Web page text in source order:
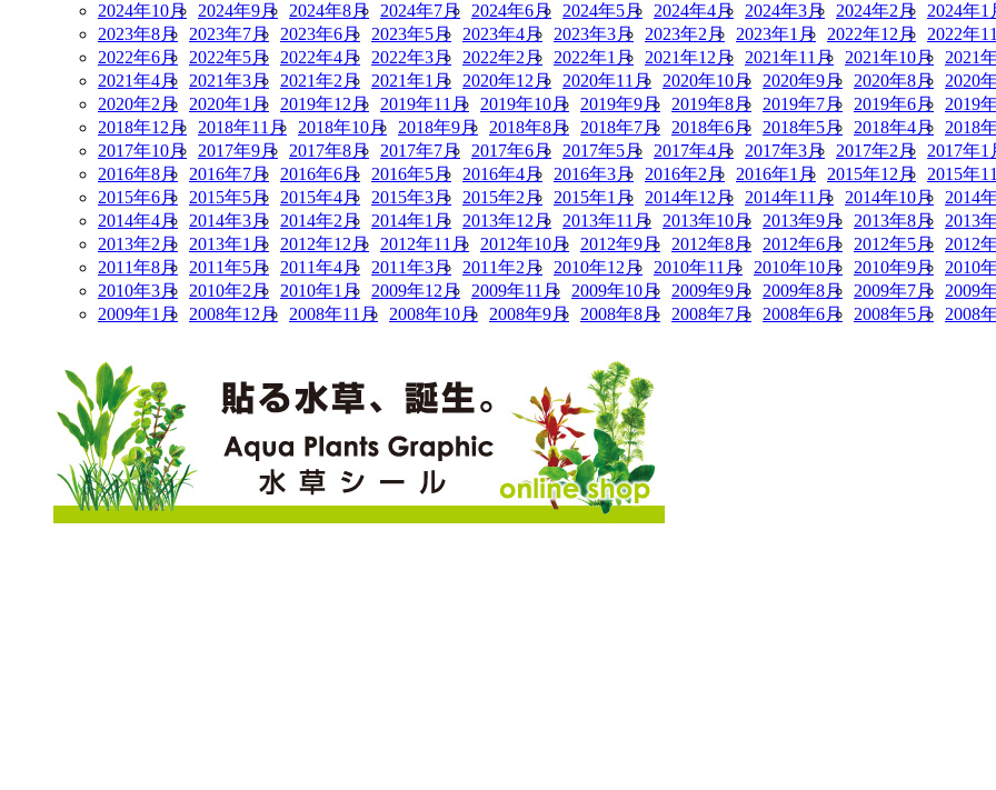
2024年10月 2024年9月 2024年8月 2024年7月 2024年6月 2024年5月 2024年4月 2024年3月 2024年2月 2024年1
2023年8月 2023年7月 2023年6月 2023年5月 2023年4月 2023年3月 2023年2月 2023年1月 2022年12月 2022年
2022年6月 2022年5月 2022年4月 2022年3月 2022年2月 2022年1月 2021年12月 2021年11月 2021年10月 2021
2021年4月 2021年3月 2021年2月 2021年1月 2020年12月 2020年11月 2020年10月 2020年9月 2020年8月 2020
2020年2月 2020年1月 2019年12月 2019年11月 2019年10月 2019年9月 2019年8月 2019年7月 2019年6月 2019
2018年12月 2018年11月 2018年10月 2018年9月 2018年8月 2018年7月 2018年6月 2018年5月 2018年4月 2018
2017年10月 2017年9月 2017年8月 2017年7月 2017年6月 2017年5月 2017年4月 2017年3月 2017年2月 2017年1
2016年8月 2016年7月 2016年6月 2016年5月 2016年4月 2016年3月 2016年2月 2016年1月 2015年12月 2015年
2015年6月 2015年5月 2015年4月 2015年3月 2015年2月 2015年1月 2014年12月 2014年11月 2014年10月 2014
2014年4月 2014年3月 2014年2月 2014年1月 2013年12月 2013年11月 2013年10月 2013年9月 2013年8月 2013
2013年2月 2013年1月 2012年12月 2012年11月 2012年10月 2012年9月 2012年8月 2012年6月 2012年5月 2012
2011年8月 2011年5月 2011年4月 2011年3月 2011年2月 2010年12月 2010年11月 2010年10月 2010年9月 2010
2010年3月 2010年2月 2010年1月 2009年12月 2009年11月 2009年10月 2009年9月 2009年8月 2009年7月 2009
2009年1月 2008年12月 2008年11月 2008年10月 2008年9月 2008年8月 2008年7月 2008年6月 2008年5月 2008